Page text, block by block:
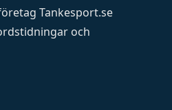
Tankesport.se
och